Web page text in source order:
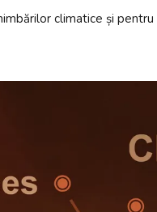
climatice și